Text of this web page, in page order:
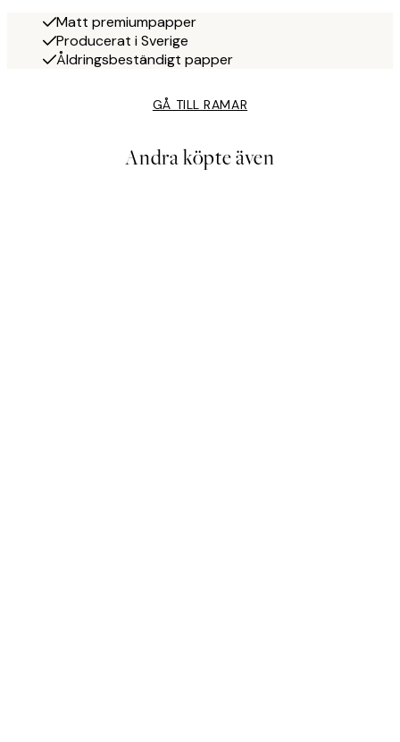
Matt premiumpapper
Producerat i Sverige
Åldringsbeständigt papper
GÅ TILL RAMAR
Andra köpte även